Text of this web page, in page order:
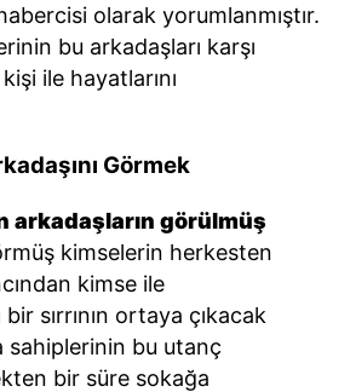
olarak yorumlanmıştır.
bu arkadaşları karşı
ile hayatlarını
Görmek
arkadaşların görülmüş
kimselerin herkesten
kimse ile
sırrının ortaya çıkacak
sahiplerinin bu utanç
bir süre sokağa